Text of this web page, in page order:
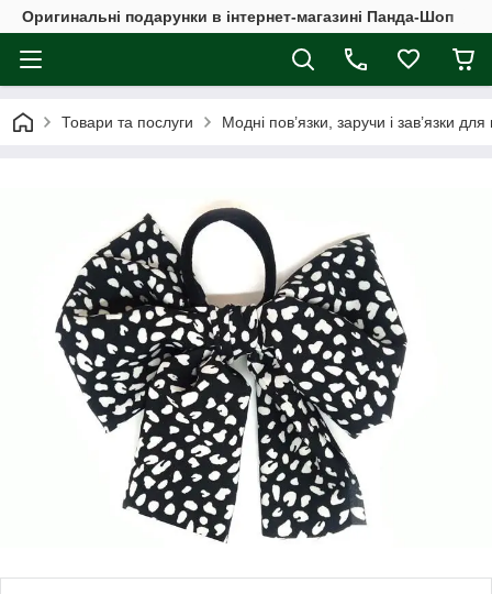
Оригинальні подарунки в інтернет-магазині Панда-Шоп
Товари та послуги Модні пов’язки, заручи і зав’язки